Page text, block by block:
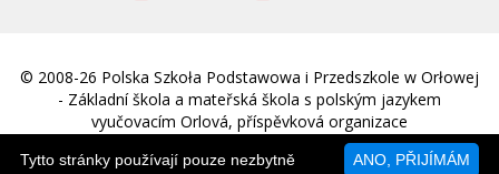
© 2008-26 Polska Szkoła Podstawowa i Przedszkole w Orłowej
- Základní škola a mateřská škola s polským jazykem
vyučovacím Orlová, příspěvková organizace
Strona główna
ANO, PŘIJÍMÁM
Tytto stránky používají pouze nezbytně